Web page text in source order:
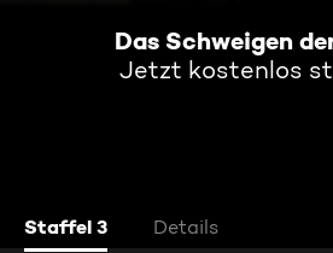
Das Schweigen
Jetzt kostenlos
Staffel 3 Details